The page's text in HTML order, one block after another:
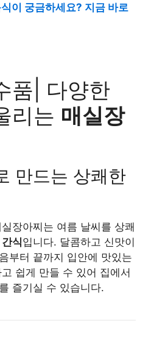
이 궁금하세요? 지금 바로
품| 다양한
리는 매실장
만드는 상쾌한
장아찌는 여름 날씨를 상쾌
간식입니다. 달콤하고 신맛이
부터 끝까지 입안에 맛있는
쉽게 만들 수 있어 집에서
즐기실 수 있습니다.